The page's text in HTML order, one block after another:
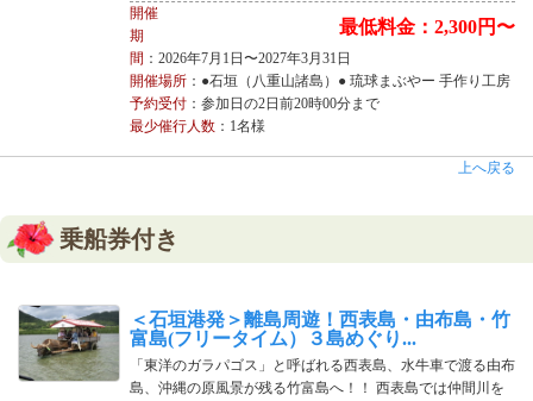
最低料金：2,300円〜
開催
期
間 ：2026年7月1日〜2027年3月31日
開催場所：●石垣（八重山諸島）● 琉球まぶやー 手作り工房
予約受付：参加日の2日前20時00分まで
最少催行人数：1名様
上へ戻る
乗船券付き
＜石垣港発＞離島周遊！西表島・由布島・竹
富島(フリータイム）３島めぐり...
「東洋のガラパゴス」と呼ばれる西表島、水牛車で渡る由布
島、沖縄の原風景が残る竹富島へ！！ 西表島では仲間川を